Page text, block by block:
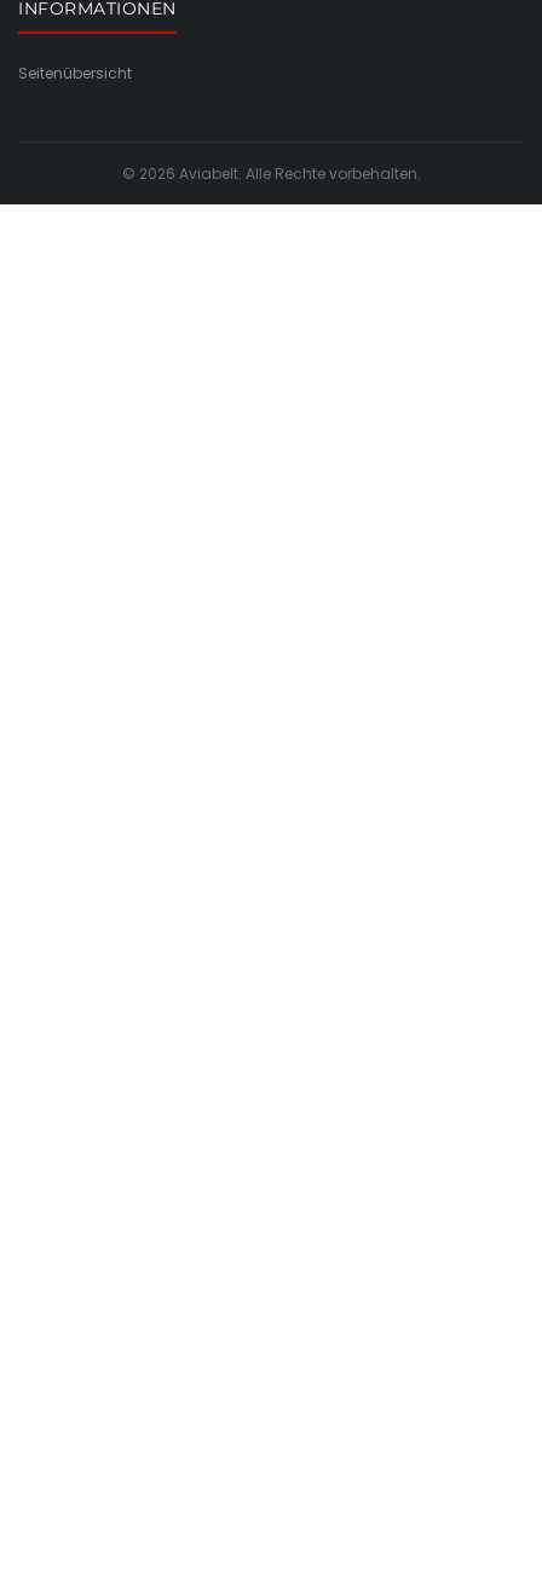
INFORMATIONEN
Seitenübersicht
© 2026 Aviabelt. Alle Rechte vorbehalten.